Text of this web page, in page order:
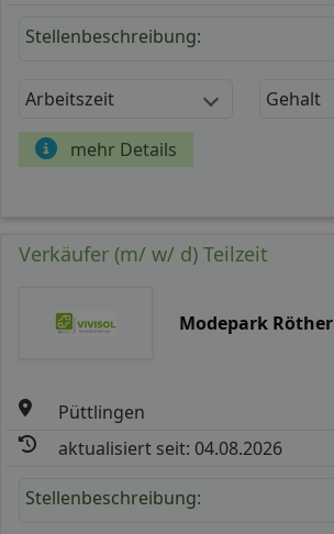
Stellenbeschreibung:
Arbeitszeit Gehalt
mehr Details
Verkäufer (m/ w/ d) Teilzeit
Modepark Röther
Püttlingen
aktualisiert seit: 04.08.2026
Stellenbeschreibung: